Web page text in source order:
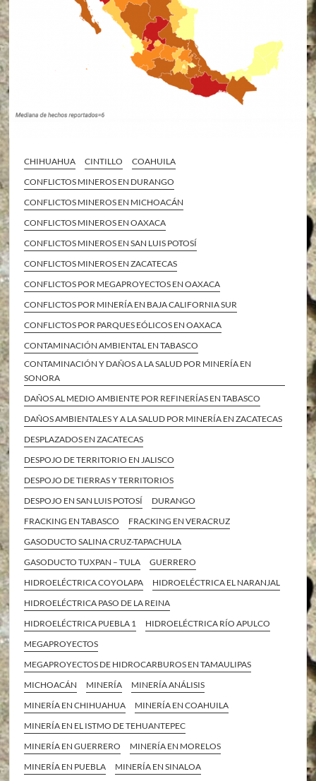
CHIHUAHUA CINTILLO
COAHUILA
CONFLICTOS MINEROS EN DURANGO
CONFLICTOS MINEROS EN MICHOACÁN
CONFLICTOS MINEROS EN OAXACA
CONFLICTOS MINEROS EN SAN LUIS POTOSÍ
CONFLICTOS MINEROS EN ZACATECAS
CONFLICTOS POR MEGAPROYECTOS EN OAXACA
CONFLICTOS POR MINERÍA EN BAJA CALIFORNIA SUR
CONFLICTOS POR PARQUES EÓLICOS EN OAXACA
CONTAMINACIÓN AMBIENTAL EN TABASCO
CONTAMINACIÓN Y DAÑOS A LA SALUD POR MINERÍA EN
SONORA
DAÑOS AL MEDIO AMBIENTE POR REFINERÍAS EN TABASCO
DAÑOS AMBIENTALES Y A LA SALUD POR MINERÍA EN ZACATECAS
DESPLAZADOS EN ZACATECAS
DESPOJO DE TERRITORIO EN JALISCO
DESPOJO DE TIERRAS Y TERRITORIOS
DESPOJO EN SAN LUIS POTOSÍ
DURANGO
FRACKING EN TABASCO
FRACKING EN VERACRUZ
GASODUCTO SALINA CRUZ-TAPACHULA
GASODUCTO TUXPAN – TULA
GUERRERO
HIDROELÉCTRICA COYOLAPA
HIDROELÉCTRICA EL NARANJAL
HIDROELÉCTRICA PASO DE LA REINA
HIDROELÉCTRICA PUEBLA 1
HIDROELÉCTRICA RÍO APULCO
MEGAPROYECTOS
MEGAPROYECTOS DE HIDROCARBUROS EN TAMAULIPAS
MICHOACÁN
MINERÍA
MINERÍA ANÁLISIS
MINERÍA EN CHIHUAHUA
MINERÍA EN COAHUILA
MINERÍA EN EL ISTMO DE TEHUANTEPEC
MINERÍA EN GUERRERO
MINERÍA EN MORELOS
MINERÍA EN PUEBLA
MINERÍA EN SINALOA